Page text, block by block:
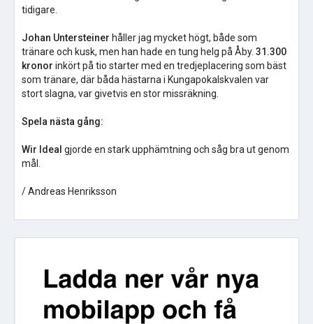
tidigare.
Johan Untersteiner håller jag mycket högt, både som
tränare och kusk, men han hade en tung helg på Åby. 31.300
kronor inkört på tio starter med en tredjeplacering som bäst
som tränare, där båda hästarna i Kungapokalskvalen var
stort slagna, var givetvis en stor missräkning.
Spela nästa gång:
Wir Ideal gjorde en stark upphämtning och såg bra ut genom
mål.
/ Andreas Henriksson